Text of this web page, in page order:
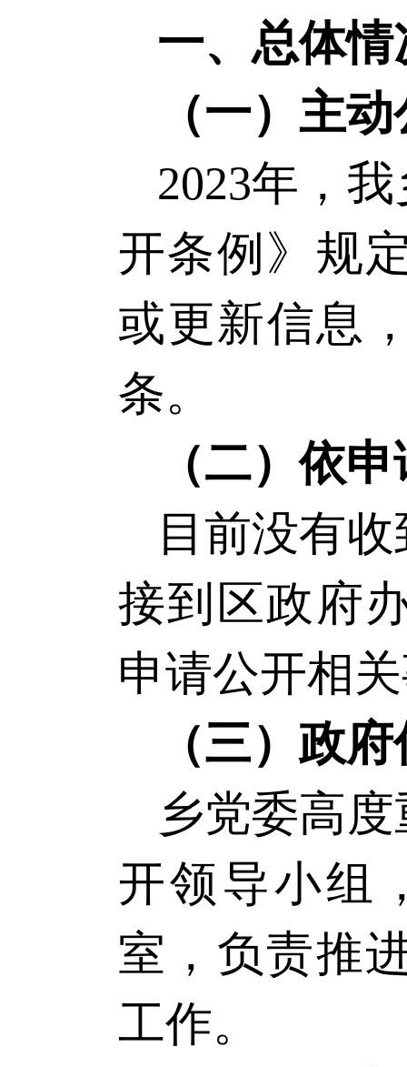
一、总体情
（一）主
2023年 ， 我
开条例》规
或更新信息
条。
（二）依
目前没有
接到区政府
申请公开相
（三）政
乡党委高
开领导小组
室，负责推
工作。